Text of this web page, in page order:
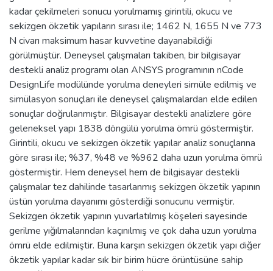
kadar çekilmeleri sonucu yorulmamış girintili, okucu ve
sekizgen ökzetik yapıların sırası ile; 1462 N, 1655 N ve 773
N civarı maksimum hasar kuvvetine dayanabildiği
görülmüştür. Deneysel çalışmaları takiben, bir bilgisayar
destekli analiz programı olan ANSYS programının nCode
DesignLife modülünde yorulma deneyleri simüle edilmiş ve
simülasyon sonuçları ile deneysel çalışmalardan elde edilen
sonuçlar doğrulanmıştır. Bilgisayar destekli analizlere göre
geleneksel yapı 1838 döngülü yorulma ömrü göstermiştir.
Girintili, okucu ve sekizgen ökzetik yapılar analiz sonuçlarına
göre sırası ile; %37, %48 ve %962 daha uzun yorulma ömrü
göstermiştir. Hem deneysel hem de bilgisayar destekli
çalışmalar tez dahilinde tasarlanmış sekizgen ökzetik yapının
üstün yorulma dayanımı gösterdiği sonucunu vermiştir.
Sekizgen ökzetik yapının yuvarlatılmış köşeleri sayesinde
gerilme yığılmalarından kaçınılmış ve çok daha uzun yorulma
ömrü elde edilmiştir. Buna karşın sekizgen ökzetik yapı diğer
ökzetik yapılar kadar sık bir birim hücre örüntüsüne sahip